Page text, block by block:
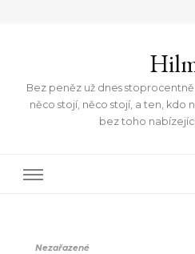
Bez peněz už dnes
něco stojí, něco stojí, a ten, kdo
bez toho
Nezařazené